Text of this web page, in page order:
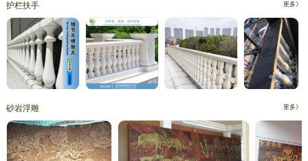
护栏扶手 更多》
砂岩浮雕 更多》